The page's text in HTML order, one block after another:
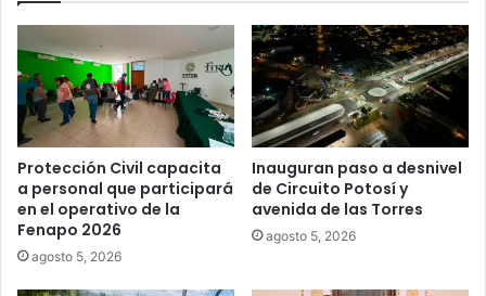
Protección Civil capacita
a personal que participará
en el operativo de la
Fenapo 2026
agosto 5, 2026
Inauguran paso a desnivel
de Circuito Potosí y
avenida de las Torres
agosto 5, 2026